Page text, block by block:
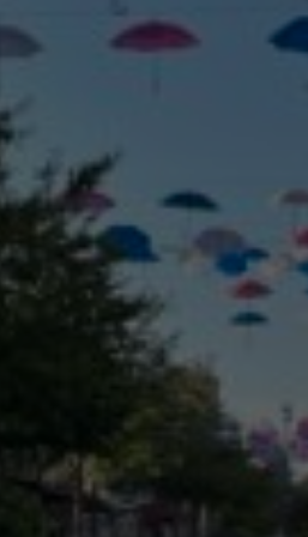
hemsidan
används.
För att vår
hemsida ska
prestera så
bra som
möjligt under
ditt besök.
Om du nekar
kommer viss
Marknadsföring